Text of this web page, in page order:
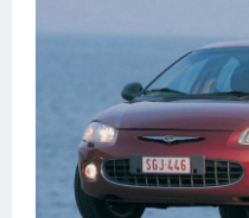
Эмблемы
Спецтехника